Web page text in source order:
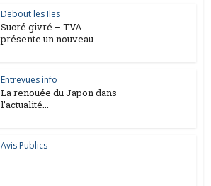
Debout les Iles
Sucré givré – TVA
présente un nouveau...
Entrevues info
La renouée du Japon dans
l’actualité...
Avis Publics